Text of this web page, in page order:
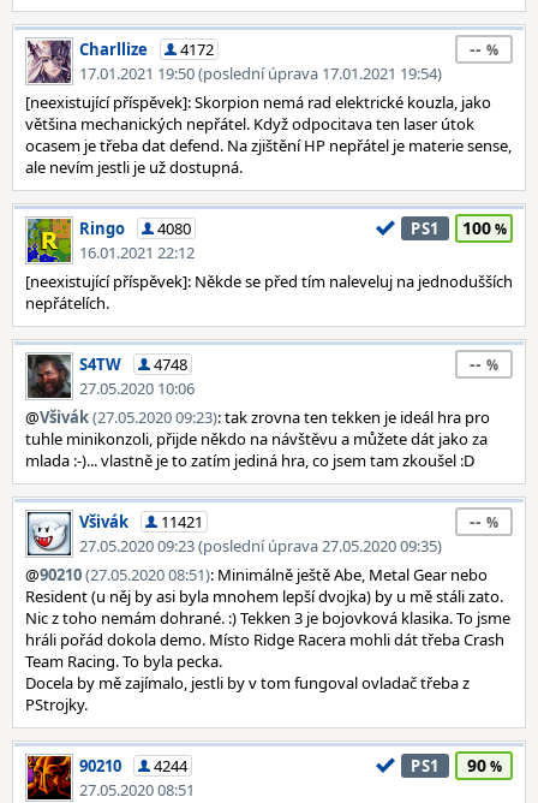
Charllize
4172
17.01.2021 19:50 (poslední úprava 17.01.2021 19:54)
--
[neexistující příspěvek]: Skorpion nemá rad elektrické kouzla, jako
většina mechanických nepřátel. Když odpocitava ten laser útok
ocasem je třeba dat defend. Na zjištění HP nepřátel je materie sense,
ale nevím jestli je už dostupná.
Ringo
4080
16.01.2021 22:12
PS1 100
[neexistující příspěvek]: Někde se před tím naleveluj na jednodušších
nepřátelích.
S4TW
4748
27.05.2020 10:06
--
@Všivák(27.05.2020 09:23): tak zrovna ten tekken je ideál hra pro
tuhle minikonzoli, přijde někdo na návštěvu a můžete dát jako za
mlada :-)... vlastně je to zatím jediná hra, co jsem tam zkoušel :D
Všivák
11421
27.05.2020 09:23 (poslední úprava 27.05.2020 09:35)
--
@90210(27.05.2020 08:51): Minimálně ještě Abe, Metal Gear nebo
Resident (u něj by asi byla mnohem lepší dvojka) by u mě stáli zato.
Nic z toho nemám dohrané. :) Tekken 3 je bojovková klasika. To jsme
hráli pořád dokola demo. Místo Ridge Racera mohli dát třeba Crash
Team Racing. To byla pecka.
Docela by mě zajímalo, jestli by v tom fungoval ovladač třeba z
PStrojky.
90210
4244
27.05.2020 08:51
PS1 90